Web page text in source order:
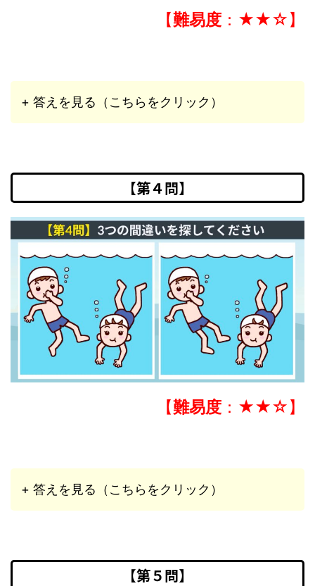
【難易度 ：★★☆】
+ 答えを見る（こちらをクリック）
【第４問】
【難易度 ：★★☆】
+ 答えを見る（こちらをクリック）
【第５問】